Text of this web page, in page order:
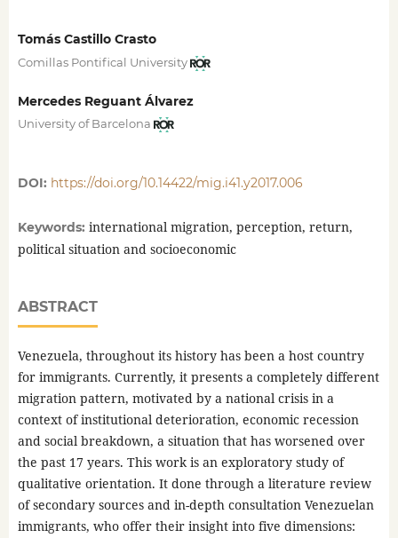
Tomás Castillo Crasto
Comillas Pontifical University
Mercedes Reguant Álvarez
University of Barcelona
DOI: https://doi.org/10.14422/mig.i41.y2017.006
Keywords: international migration, perception, return,
political situation and socioeconomic
ABSTRACT
Venezuela, throughout its history has been a host country
for immigrants. Currently, it presents a completely different
migration pattern, motivated by a national crisis in a
context of institutional deterioration, economic recession
and social breakdown, a situation that has worsened over
the past 17 years. This work is an exploratory study of
qualitative orientation. It done through a literature review
of secondary sources and in-depth consultation Venezuelan
immigrants, who offer their insight into five dimensions: